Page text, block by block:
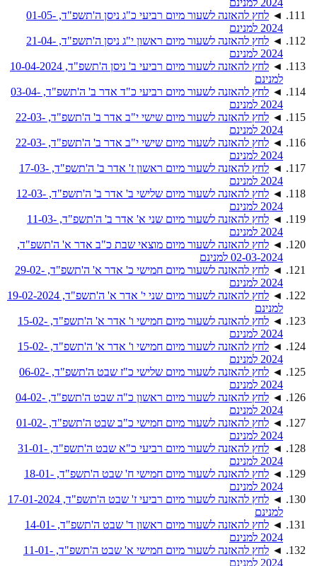
2024 למנינם
◄
לחץ להאזנה לשעור מיום רביעי כ"ג ניסן ה'תשפ"ד, 01-05-
2024 למנינם
◄
לחץ להאזנה לשעור מיום ראשון י"ג ניסן ה'תשפ"ד, 21-04-
2024 למנינם
◄
לחץ להאזנה לשעור מיום רביעי ב' ניסן ה'תשפ"ד, 10-04-2024
למנינם
◄
לחץ להאזנה לשעור מיום רביעי כ"ד אדר ב' ה'תשפ"ד, 03-04-
2024 למנינם
◄
לחץ להאזנה לשעור מיום שישי י"ב אדר ב' ה'תשפ"ד, 22-03-
2024 למנינם
◄
לחץ להאזנה לשעור מיום שישי י"ב אדר ב' ה'תשפ"ד, 22-03-
2024 למנינם
◄
לחץ להאזנה לשעור מיום ראשון ז' אדר ב' ה'תשפ"ד, 17-03-
2024 למנינם
◄
לחץ להאזנה לשעור מיום שלישי ב' אדר ב' ה'תשפ"ד, 12-03-
2024 למנינם
◄
לחץ להאזנה לשעור מיום שני א' אדר ב' ה'תשפ"ד, 11-03-
2024 למנינם
◄ לחץ להאזנה לשעור מיום מוצאי שבת כ"ב אדר א' ה'תשפ"ד,
02-03-2024 למנינם
◄
לחץ להאזנה לשעור מיום חמישי כ' אדר א' ה'תשפ"ד, 29-02-
2024 למנינם
◄
לחץ להאזנה לשעור מיום שני י' אדר א' ה'תשפ"ד, 19-02-2024
למנינם
◄
לחץ להאזנה לשעור מיום חמישי ו' אדר א' ה'תשפ"ד, 15-02-
2024 למנינם
◄
לחץ להאזנה לשעור מיום חמישי ו' אדר א' ה'תשפ"ד, 15-02-
2024 למנינם
◄
לחץ להאזנה לשעור מיום שלישי כ"ז שבט ה'תשפ"ד, 06-02-
2024 למנינם
◄
לחץ להאזנה לשעור מיום ראשון כ"ה שבט ה'תשפ"ד, 04-02-
2024 למנינם
◄
לחץ להאזנה לשעור מיום חמישי כ"ב שבט ה'תשפ"ד, 01-02-
2024 למנינם
◄
לחץ להאזנה לשעור מיום רביעי כ"א שבט ה'תשפ"ד, 31-01-
2024 למנינם
◄
לחץ להאזנה לשעור מיום חמישי ח' שבט ה'תשפ"ד, 18-01-
2024 למנינם
◄
לחץ להאזנה לשעור מיום רביעי ז' שבט ה'תשפ"ד, 17-01-2024
למנינם
◄
לחץ להאזנה לשעור מיום ראשון ד' שבט ה'תשפ"ד, 14-01-
2024 למנינם
◄
לחץ להאזנה לשעור מיום חמישי א' שבט ה'תשפ"ד, 11-01-
2024 למנינם